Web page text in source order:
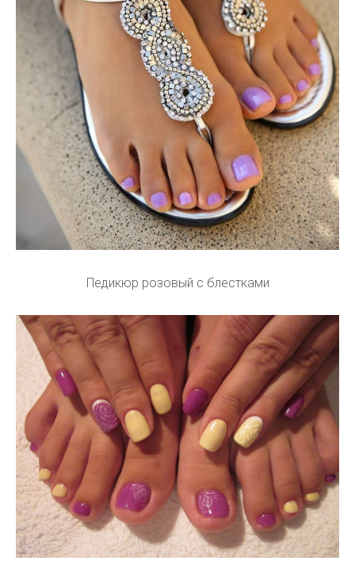
Педикюр розовый с блестками